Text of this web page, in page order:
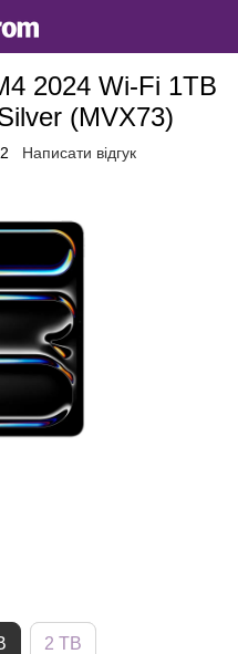
2024 Wi-Fi 1TB
(MVX73)
Написати відгук
2 TB